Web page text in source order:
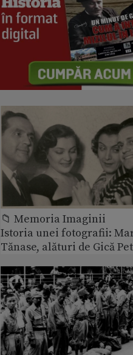
📁 Memoria Imaginii
Istoria unei fotografii:
Tănase, alături de Gică